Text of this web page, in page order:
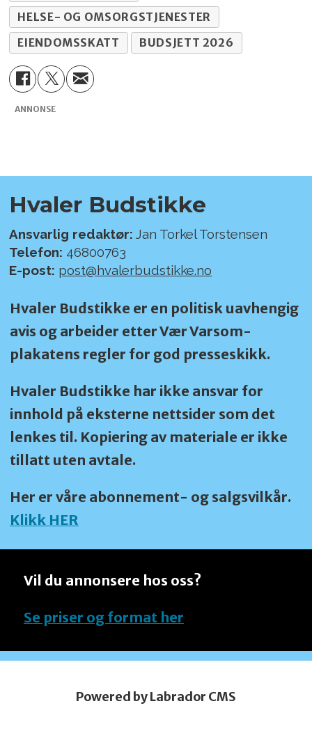
HELSE- OG OMSORGSTJENESTER
EIENDOMSSKATT
BUDSJETT 2026
ANNONSE
Hvaler Budstikke
Ansvarlig redaktør: Jan Torkel Torstensen
Telefon: 46800763
E-post: post@hvalerbudstikke.no
Hvaler Budstikke er en politisk uavhengig
avis og arbeider etter Vær Varsom-
plakatens regler for god presseskikk.
Hvaler Budstikke har ikke ansvar for
innhold på eksterne nettsider som det
lenkes til. Kopiering av materiale er ikke
tillatt uten avtale.
Her er våre abonnement- og salgsvilkår.
Klikk HER
Vil du annonsere hos oss?
Se priser og format her
Powered by Labrador CMS